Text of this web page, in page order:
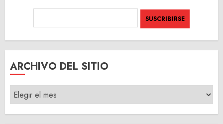
ARCHIVO DEL SITIO
ARCHIVO
DEL
SITIO